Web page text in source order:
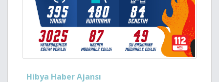
Hibya Haber Ajansı